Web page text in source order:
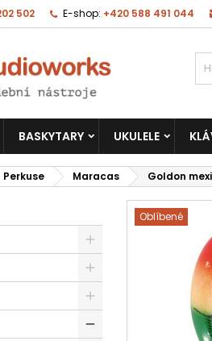
502 E-shop: +420 588 491 044
BASKYTARY UKULELE
Perkuse Maracas Goldon
Oblíbené